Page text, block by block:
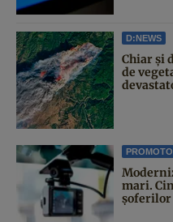
D:NEWS
Chiar și
de
mari.
șoferilor